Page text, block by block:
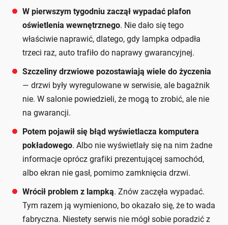
W pierwszym tygodniu zaczął wypadać plafon
oświetlenia wewnętrznego. Nie dało się tego
właściwie naprawić, dlatego, gdy lampka odpadła
trzeci raz, auto trafiło do naprawy gwarancyjnej.
Szczeliny drzwiowe pozostawiają wiele do życzenia
— drzwi były wyregulowane w serwisie, ale bagażnik
nie. W salonie powiedzieli, że mogą to zrobić, ale nie
na gwarancji.
Potem pojawił się błąd wyświetlacza komputera
pokładowego. Albo nie wyświetlały się na nim żadne
informacje oprócz grafiki prezentującej samochód,
albo ekran nie gasł, pomimo zamknięcia drzwi.
Wrócił problem z lampką. Znów zaczęła wypadać.
Tym razem ją wymieniono, bo okazało się, że to wada
fabryczna. Niestety serwis nie mógł sobie poradzić z